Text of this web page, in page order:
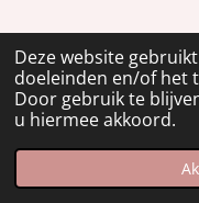
Deze website
doeleinden en/of het
Door gebruik te
u hiermee akkoord.
© 2021 - 2026